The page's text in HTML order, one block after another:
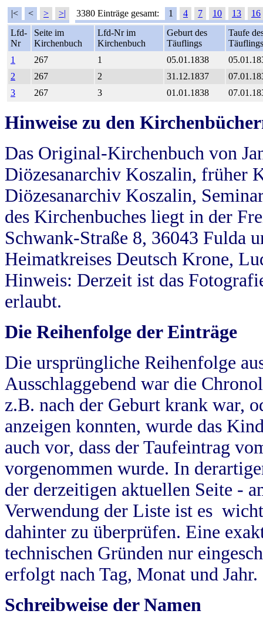
|< < > >| 3380 Einträge gesamt: 1 4 7 10 13
16
Lfd-
Nr
Seite im
Kirchenbuch
Lfd-Nr im
Kirchenbuch
Geburt des
Täuflings
Taufe
Täuflings
1
267 1 05.01.1838
2
267 2 31.12.1837
3
267 3 01.01.1838
Hinweise zu den
Das Original-Kirchenbuch von
Diözesanarchiv Koszalin, früher
Diözesanarchiv Koszalin,
des Kirchenbuches liegt in der
Schwank-Straße 8, 36043 Fulda
Heimatkreises Deutsch Krone,
Hinweis: Derzeit ist das
erlaubt.
Die Reihenfolge der Einträge
Die ursprüngliche Reihenfolge
Ausschlaggebend war die
z.B. nach der Geburt krank war,
anzeigen konnten, wurde das
auch vor, dass der Taufeintrag
vorgenommen wurde. In
der derzeitigen aktuellen Seite -
Verwendung der Liste ist es
dahinter zu überprüfen. Eine
technischen Gründen nur
erfolgt nach Tag, Monat und Jahr.
Schreibweise der Namen